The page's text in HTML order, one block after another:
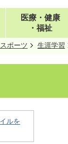
医療・健康
・福祉
ポーツ 生涯学習
ルを